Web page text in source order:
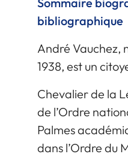
bibliographique
André Vauchez,
1938, est un
Chevalier de la
de l’Ordre
Palmes
dans l’Ordre du